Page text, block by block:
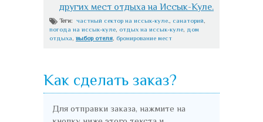
других мест отдыха на Иссык-Куле.
Теги: частный сектор на иссык-куле. санаторий
погода на иссык-куле отдых на иссык-куле дом
отдыха выбор отеля бронирование мест
Как сделать заказ?
Для отправки заказа, нажмите на